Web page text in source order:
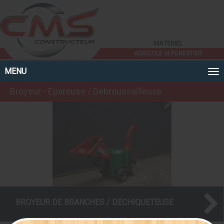
AGRICOLE et FORESTIER
MENU
Broyeur - Epareuse / Débroussailleuse